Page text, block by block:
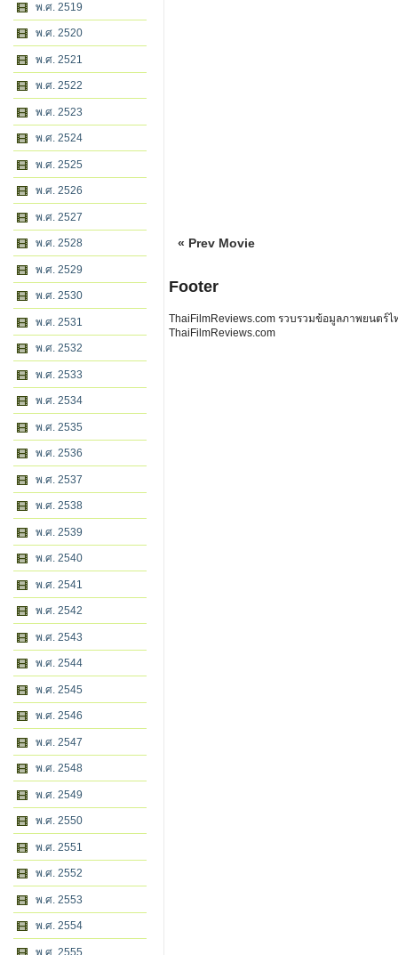
พ.ศ. 2519
พ.ศ. 2520
พ.ศ. 2521
พ.ศ. 2522
พ.ศ. 2523
พ.ศ. 2524
พ.ศ. 2525
พ.ศ. 2526
พ.ศ. 2527
พ.ศ. 2528
พ.ศ. 2529
พ.ศ. 2530
พ.ศ. 2531
พ.ศ. 2532
พ.ศ. 2533
พ.ศ. 2534
พ.ศ. 2535
พ.ศ. 2536
พ.ศ. 2537
พ.ศ. 2538
พ.ศ. 2539
พ.ศ. 2540
พ.ศ. 2541
พ.ศ. 2542
พ.ศ. 2543
พ.ศ. 2544
พ.ศ. 2545
พ.ศ. 2546
พ.ศ. 2547
พ.ศ. 2548
พ.ศ. 2549
พ.ศ. 2550
พ.ศ. 2551
พ.ศ. 2552
พ.ศ. 2553
พ.ศ. 2554
พ.ศ. 2555
« Prev Movie
Footer
ThaiFilmReviews.com รวบรวมข้อมูลภาพยนตร์
ThaiFilmReviews.com